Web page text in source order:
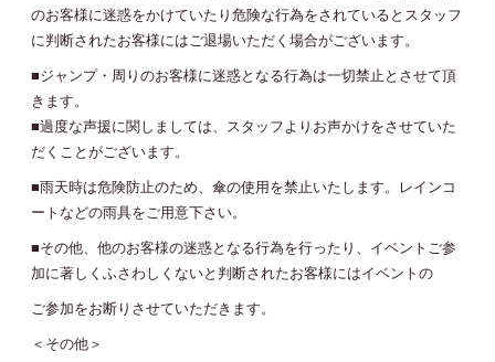
のお客様に迷惑をかけていたり危険な行為をされているとスタッフ
に判断されたお客様にはご退場いただく場合がございます。
■ジャンプ・周りのお客様に迷惑となる行為は一切禁止とさせて頂
きます。
■過度な声援に関しましては、スタッフよりお声かけをさせていた
だくことがございます。
■雨天時は危険防止のため、傘の使用を禁止いたします。レインコ
ートなどの雨具をご用意下さい。
■その他、他のお客様の迷惑となる行為を行ったり、イベントご参
加に著しくふさわしくないと判断されたお客様にはイベントの
ご参加をお断りさせていただきます。
＜その他＞